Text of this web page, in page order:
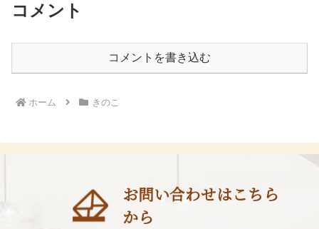
コメント
コメントを書き込む
ホーム きのこ
お問い合わせはこちら
から